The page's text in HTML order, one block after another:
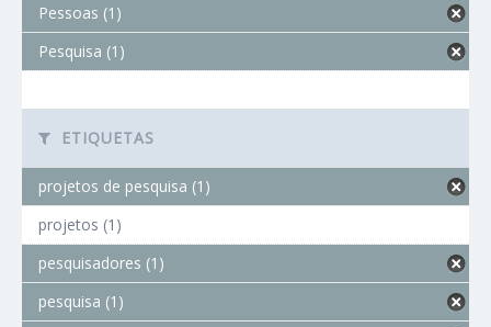
Pessoas (1)
Pesquisa (1)
ETIQUETAS
projetos de pesquisa (1)
projetos (1)
pesquisadores (1)
pesquisa (1)